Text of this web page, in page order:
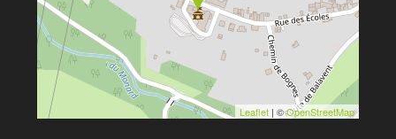
Leaflet| ©OpenStreetMap